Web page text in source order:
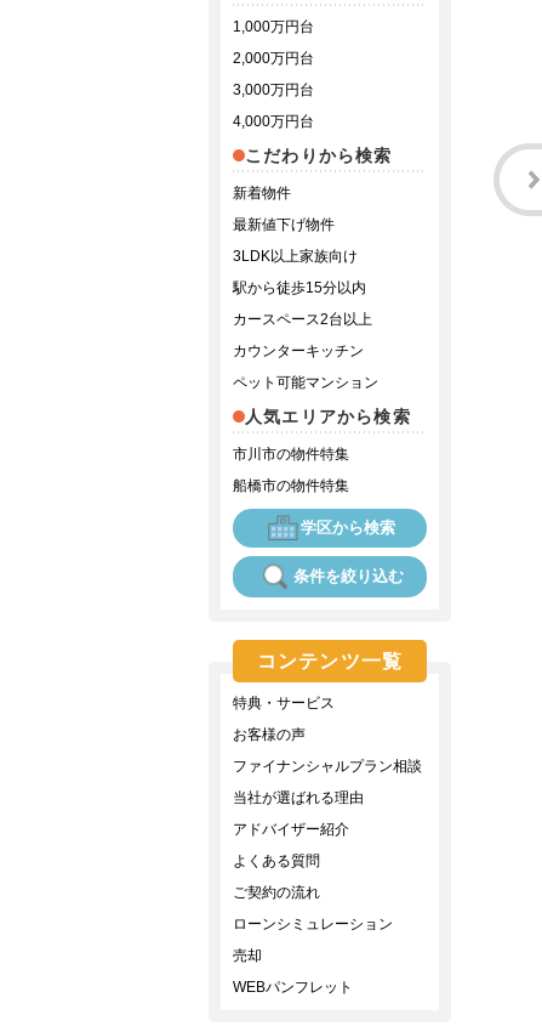
1,000万円台
2,000万円台
3,000万円台
4,000万円台
こだわりから検索
新着物件
最新値下げ物件
3LDK以上家族向け
駅から徒歩15分以内
カースペース2台以上
カウンターキッチン
ペット可能マンション
人気エリアから検索
市川市の物件特集
船橋市の物件特集
学区から検索
条件を絞り込む
コンテンツ一覧
特典・サービス
お客様の声
ファイナンシャルプラン相談
当社が選ばれる理由
アドバイザー紹介
よくある質問
ご契約の流れ
ローンシミュレーション
売却
WEBパンフレット